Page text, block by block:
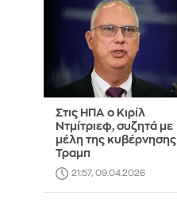
Στις ΗΠΑ ο Κιρίλ
Ντμίτριεφ, συζητά με
μέλη της κυβέρνησης
Τραμπ
21:57, 09.04.2026